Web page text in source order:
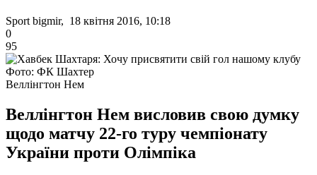
Sport bigmir, 18 квітня 2016, 10:18
0
95
Фото: ФК Шахтер
Веллінгтон Нем
Веллінгтон Нем висловив свою думку
щодо матчу 22-го туру чемпіонату
України проти Олімпіка